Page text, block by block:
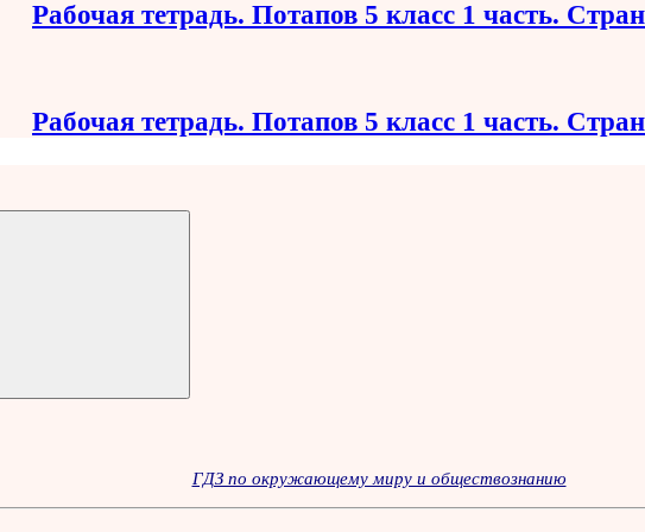
Рабочая тетрадь. Потапов 5 класс 1 часть.
Рабочая тетрадь. Потапов 5 класс 1 часть.
Поиск
ГДЗ по окружающему миру и обществознанию